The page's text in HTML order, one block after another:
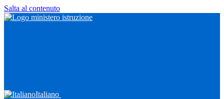
Salta al contenuto
Italiano